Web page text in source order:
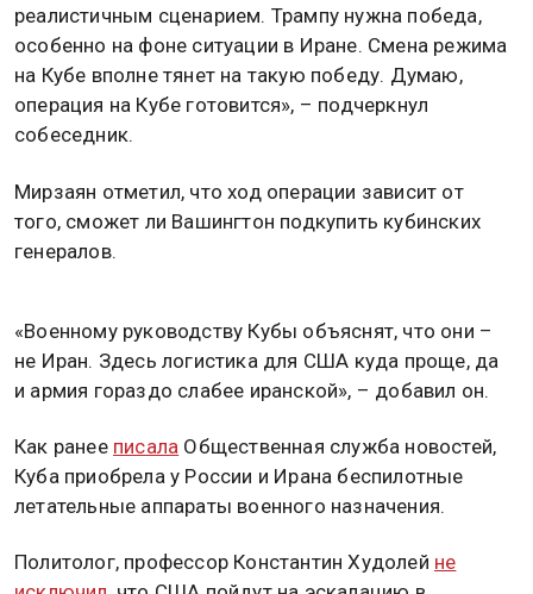
реалистичным сценарием. Трампу нужна победа,
особенно на фоне ситуации в Иране. Смена режима
на Кубе вполне тянет на такую победу. Думаю,
операция на Кубе готовится», – подчеркнул
собеседник.
Мирзаян отметил, что ход операции зависит от
того, сможет ли Вашингтон подкупить кубинских
генералов.
«Военному руководству Кубы объяснят, что они –
не Иран. Здесь логистика для США куда проще, да
и армия гораздо слабее иранской», – добавил он.
Как ранее писала Общественная служба новостей,
Куба приобрела у России и Ирана беспилотные
летательные аппараты военного назначения.
Политолог, профессор Константин Худолей не